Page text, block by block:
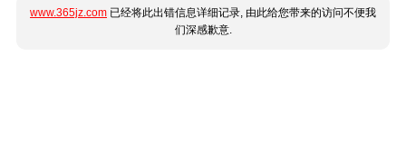
www.365jz.com 已经将此出错信息详细记录, 由此给您带来的访问不便我
们深感歉意.